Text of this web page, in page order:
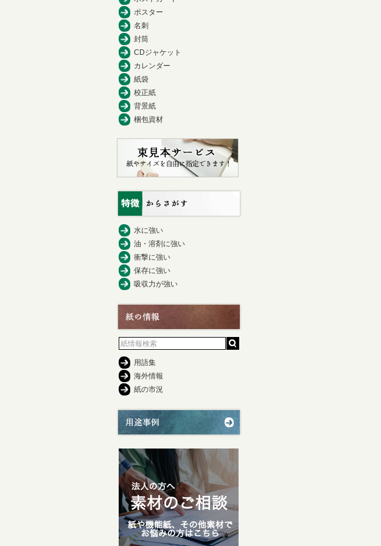
ポスター
名刺
封筒
CDジャケット
カレンダー
紙袋
校正紙
背景紙
梱包資材
水に強い
油・溶剤に強い
衝撃に強い
保存に強い
吸収力が強い
用語集
海外情報
紙の市況